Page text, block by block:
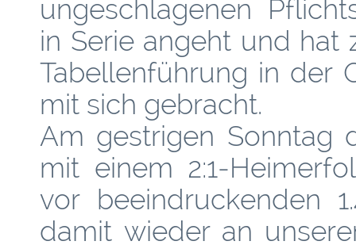
ungeschlagenen
in Serie angeht und hat
Tabellenführung in der
mit sich gebracht.
Am gestrigen Sonntag
mit einem 2:1-
vor beeindruckenden
damit wieder an